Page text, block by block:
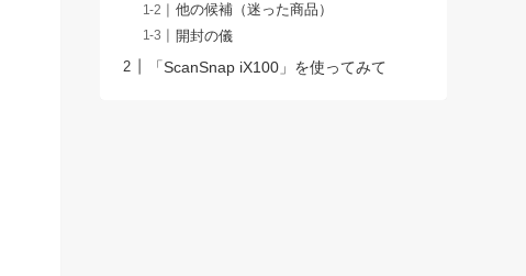
他の候補（迷った商品）
開封の儀
「ScanSnap iX100」を使ってみて